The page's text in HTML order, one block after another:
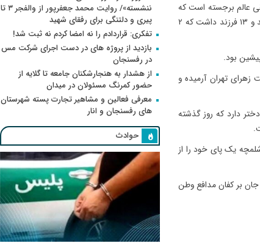
محققی عالم برجسته است که
در دهه ۵۰ از سخنرانان به نام رفسنجان بود که سپس به تهران مهاجرت کردند و ۱۳ فرزند داشت که ۲
بود.
تهران آرمیده و
محققی ۲ فرزند پسر و یک دختر دارد که روز گذشته
در شلمچه یک پای خود را از
جان بر کفان مدافع وطن
ننشسته»/ روایت محمد جعفرپور از والفجر ۳ تا
پیری و دلتنگی برای رفقای شهید
تفکری: قراردادم را نه امضا کردم نه ثبت شد!
بازدید از پروژه های در دست اجرای شرکت مس
در رفسنجان
از هشدار به هنجارشکنان جامعه تا گلایه از
حضور کمرنگ مسئولان در میدان
معرفی فعالین و مشاهیر تجارت پسته شهرستان
های رفسنجان و انار
حوادث